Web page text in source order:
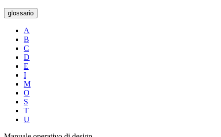
glossario
A
B
C
D
E
I
M
O
S
T
U